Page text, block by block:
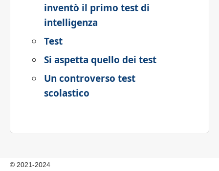
inventò il primo test di
intelligenza
Test
Si aspetta quello dei test
Un controverso test
scolastico
© 2021-2024